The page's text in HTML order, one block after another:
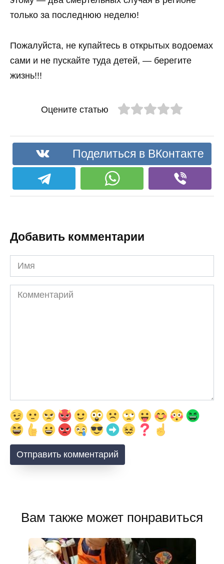
только за последнюю неделю!
Пожалуйста, не купайтесь в открытых водоемах
сами и не пускайте туда детей, — берегите
жизнь!!!
Оцените статью
Поделиться в ВКонтакте
Добавить комментарии
Имя
Комментарий
Вам также может понравиться